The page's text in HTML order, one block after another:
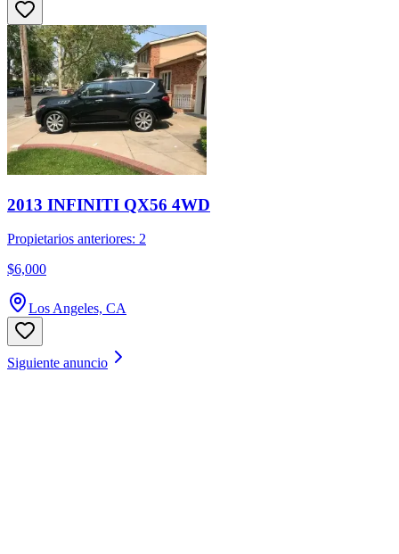
2013 INFINITI QX56 4WD
Propietarios anteriores: 2
$6,000
Los Angeles, CA
Siguiente anuncio